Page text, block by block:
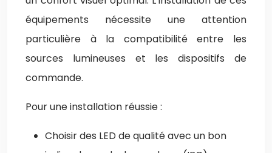
équipements nécessite une attention
particulière à la compatibilité entre les
sources lumineuses et les dispositifs de
commande.
Pour une installation réussie :
Choisir des LED de qualité avec un bon